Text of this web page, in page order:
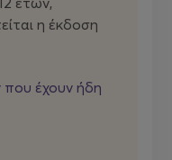
η έκδοση
που έχουν ήδη